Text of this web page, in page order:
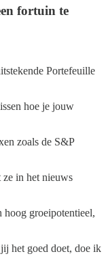
fortuin te
Portefeuille
hoe je jouw
zoals de S&P
in het nieuws
groeipotentieel,
het goed doet, doe ik